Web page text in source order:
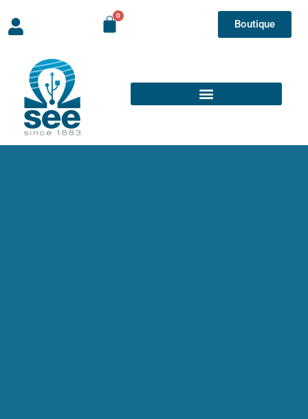
Boutique